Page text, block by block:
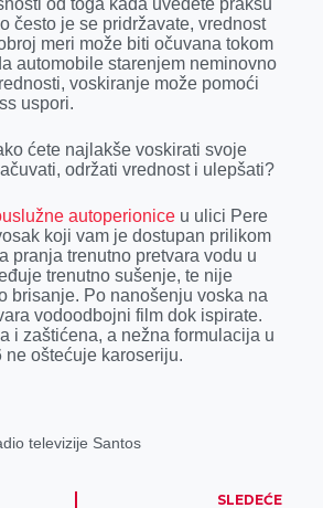
od toga kada uvedete praksu
često je se pridržavate, vrednost
meri može biti očuvana tokom
automobile starenjem neminovno
voskiranje može pomoći
uspori.
ćete najlakše voskirati svoje
održati vrednost i ulepšati?
autoperioniceu ulici Pere
koji vam je dostupan prilikom
pranja trenutno pretvara vodu u
trenutno sušenje, te nije
brisanje. Po nanošenju voska na
vodoodbojni film dok ispirate.
i zaštićena, a nežna formulacija u
ne oštećuje karoseriju.
televizije Santos
SLEDEĆE